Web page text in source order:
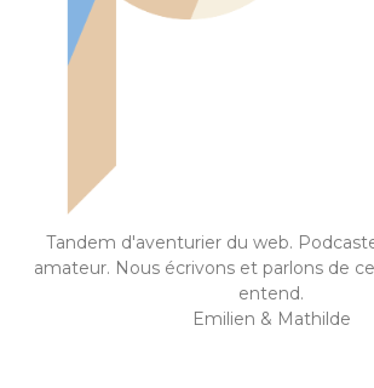
Tandem d'aventurier du web.
amateur. Nous écrivons et parlons de
entend.
Emilien & Mathilde